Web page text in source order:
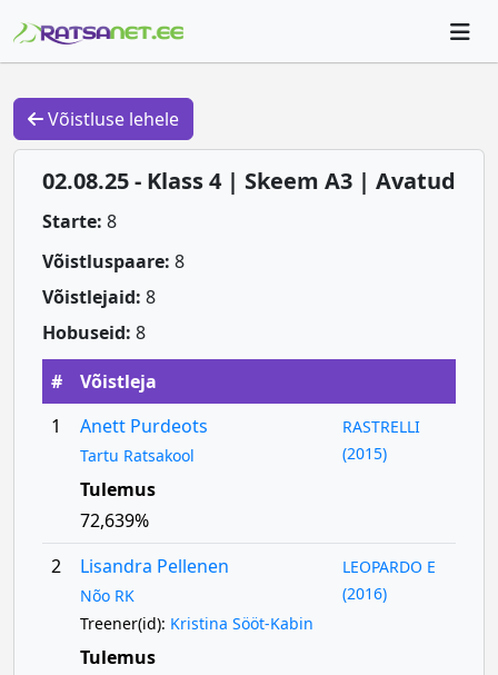
Võistluse lehele
02.08.25 - Klass 4 | Skeem A3 | Avatud
Starte: 8
Võistluspaare: 8
Võistlejaid: 8
Hobuseid: 8
#
Võistleja
1
Anett Purdeots
Tartu Ratsakool
RASTRELLI
(2015)
Tulemus
72,639%
2
Lisandra Pellenen
Nõo RK
Treener(id): Kristina Sööt-Kabin
LEOPARDO E
(2016)
Tulemus